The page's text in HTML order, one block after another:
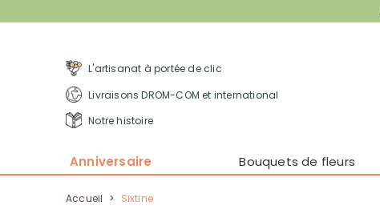
L'artisanat à portée de clic
Livraisons DROM-COM et international
Notre histoire
Anniversaire Bouquets de fleurs
Accueil > Sixtine